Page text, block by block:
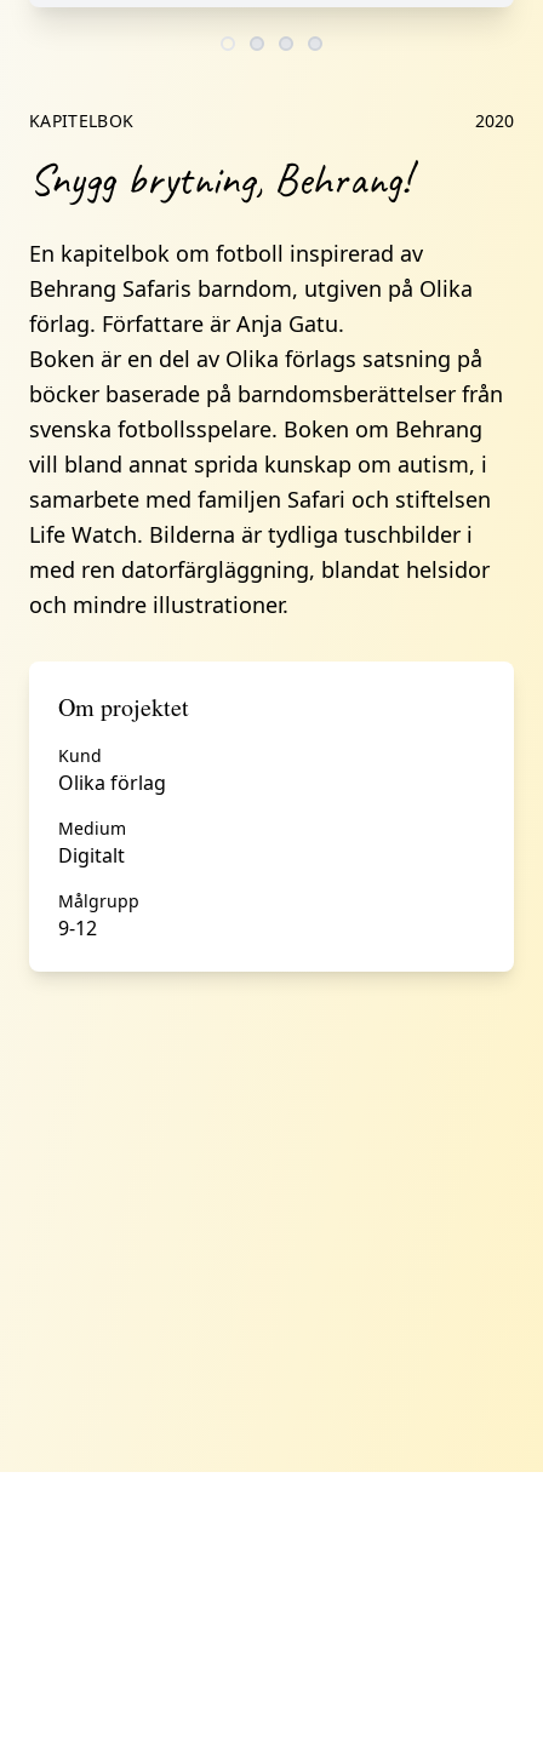
KAPITELBOK 2020
Snygg brytning, Behrang!
En kapitelbok om fotboll inspirerad av
Behrang Safaris barndom, utgiven på Olika
förlag. Författare är Anja Gatu.
Boken är en del av Olika förlags satsning på
böcker baserade på barndomsberättelser från
svenska fotbollsspelare. Boken om Behrang
vill bland annat sprida kunskap om autism, i
samarbete med familjen Safari och stiftelsen
Life Watch. Bilderna är tydliga tuschbilder i
med ren datorfärgläggning, blandat helsidor
och mindre illustrationer.
Om projektet
Kund
Olika förlag
Medium
Digitalt
Målgrupp
9-12